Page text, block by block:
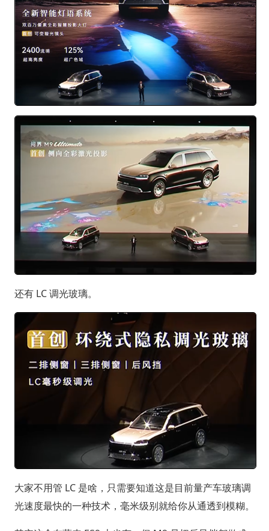
还有 LC 调光玻璃。
大家不用管 LC 是啥，只需要知道这是目前量产车玻璃调
光速度最快的一种技术，毫米级别就给你从通透到模糊。